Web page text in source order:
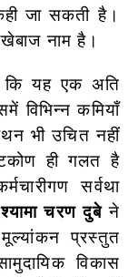
जा सकती है।
नाम है।
कि यह एक अति
विभिन्न कमियाँ
भी उचित नहीं
ही गलत है
सर्वथा
चरण दुबेने
प्रस्तुत
विकास